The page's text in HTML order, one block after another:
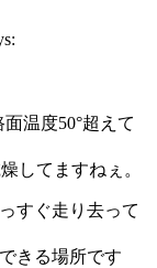
温度50°超えて
してますねぇ。
すぐ走り去って
きる場所です